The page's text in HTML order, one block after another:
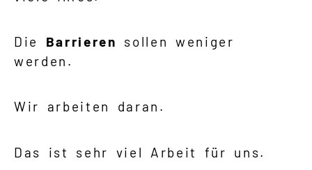
Die Barrieren
sollen weniger
werden.
Wir arbeiten daran.
Das ist sehr viel Arbeit für uns.